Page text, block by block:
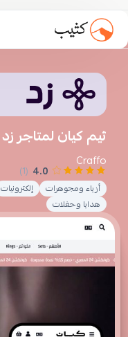
ثيم كيان لمتاجر زد
Craffo
4.0
(1)
أزياء ومجوهرات إلكترونيات
هدايا وحفلات